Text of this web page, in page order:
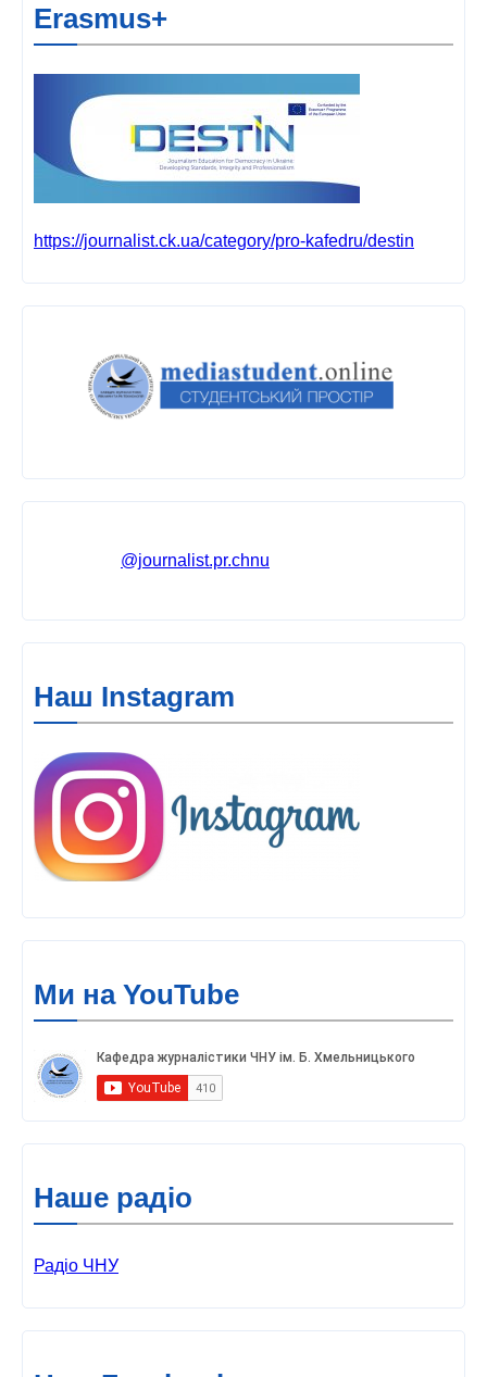
Erasmus+
https://journalist.ck.ua/category/pro-kafedru/destin
@journalist.pr.chnu
Наш Instagram
Ми на YouTube
Наше радіо
Радіо ЧНУ